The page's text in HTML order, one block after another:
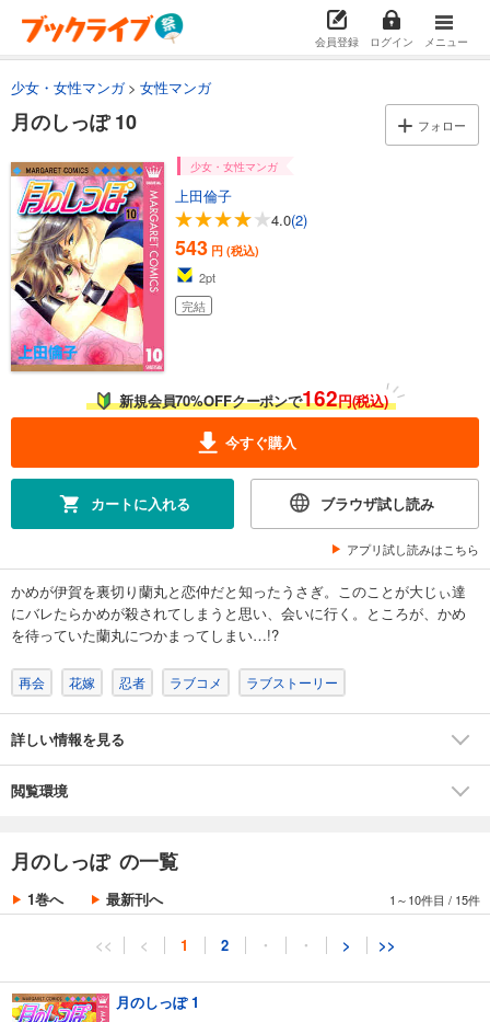
会員登録 ログイン メニュー
少女・女性マンガ 女性マンガ
月のしっぽ 10 フォロー
少女・女性マンガ
上田倫子
4.0(2)
543 円 (税込)
2pt
完結
新規会員70%OFFクーポンで162円(税込)
今すぐ購入
カートに入れる ブラウザ試し読み
アプリ試し読みはこちら
かめが伊賀を裏切り蘭丸と恋仲だと知ったうさぎ。このことが大じぃ達
にバレたらかめが殺されてしまうと思い、会いに行く。ところが、かめ
を待っていた蘭丸につかまってしまい…!?
再会 花嫁 忍者 ラブコメ ラブストーリー
詳しい情報を見る
閲覧環境
月のしっぽ の一覧
1巻へ 最新刊へ 1～10件目 / 15件
<< < 1 2 ・ ・ > >>
月のしっぽ 1